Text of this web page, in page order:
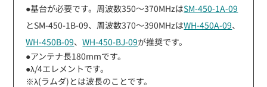
●基台が必要です。周波数350〜370MHzはSM-450-1A-09
とSM-450-1B-09、周波数370〜390MHzはWH-450A-09、
WH-450B-09、WH-450-BJ-09が推奨です。
●アンテナ長180mmです。
●λ/4エレメントです。
※λ(ラムダ)とは波長のことです。